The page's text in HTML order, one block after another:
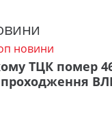
новини
ТЦК помер
проходження